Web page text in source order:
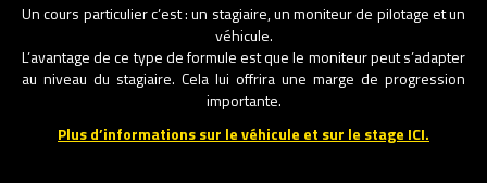
Un cours particulier c’est : un stagiaire, un moniteur de pilotage et un
véhicule.
L’avantage de ce type de formule est que le moniteur peut s’adapter
au niveau du stagiaire. Cela lui offrira une marge de progression
importante.
Plus d’informations sur le véhicule et sur le stage ICI.